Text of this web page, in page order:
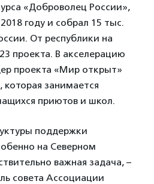
«Доброволец России»,
году и собрал 15 тыс.
От республики на
проекта. В акселерацию
проекта «Мир открыт»
занимается
приютов и школ.
поддержки
на Северном
важная задача, –
совета Ассоциации